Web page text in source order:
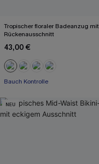
Tropischer floraler Badeanzug mit
Rückenausschnitt
43,00 €
Bauch Kontrolle
NEU